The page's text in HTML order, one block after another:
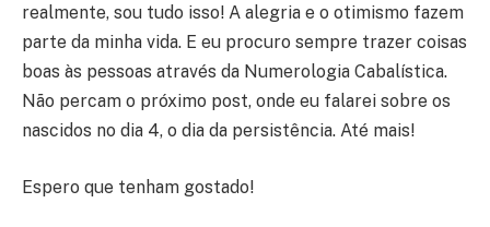
realmente, sou tudo isso! A alegria e o otimismo fazem
parte da minha vida. E eu procuro sempre trazer coisas
boas às pessoas através da Numerologia Cabalística.
Não percam o próximo post, onde eu falarei sobre os
nascidos no dia 4, o dia da persistência. Até mais!
Espero que tenham gostado!